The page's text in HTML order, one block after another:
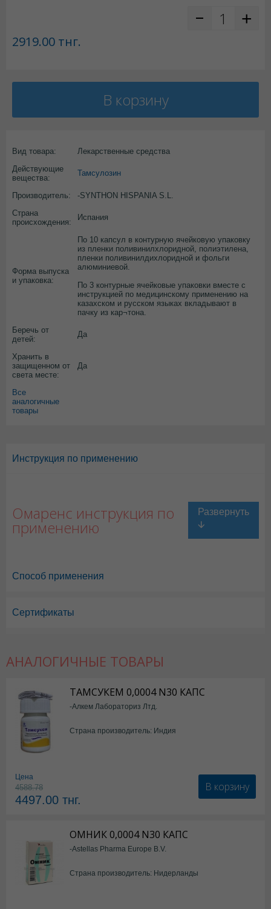
2919.00 тнг.
В корзину
Вид товара:
Лекарственные средства
Действующие
вещества:
Тамсулозин
Производитель:
-SYNTHON HISPANIA S.L.
Страна
происхождения:
Испания
Форма выпуска
и упаковка:
По 10 капсул в контурную ячейковую упаковку
из пленки поливинилхлоридной, полиэтилена,
пленки поливинилдихлоридной и фольги
алюминиевой.
По 3 контурные ячейковые упаковки вместе с
инструкцией по медицинскому применению на
казахском и русском языках вкладывают в
пачку из кар¬тона.
Беречь от
детей:
Да
Хранить в
защищенном от
света месте:
Да
Все
аналогичные
товары
Инструкция по применению
Омаренс инструкция по
применению
Способ применения
Сертификаты
АНАЛОГИЧНЫЕ ТОВАРЫ
ТАМСУКЕМ 0,0004 N30 КАПС
-Алкем Лабораториз Лтд.
Страна производитель: Индия
Цена
4588.78
4497.00 тнг.
В корзину
ОМНИК 0,0004 N30 КАПС
-Astellas Pharma Europe B.V.
Страна производитель: Нидерланды